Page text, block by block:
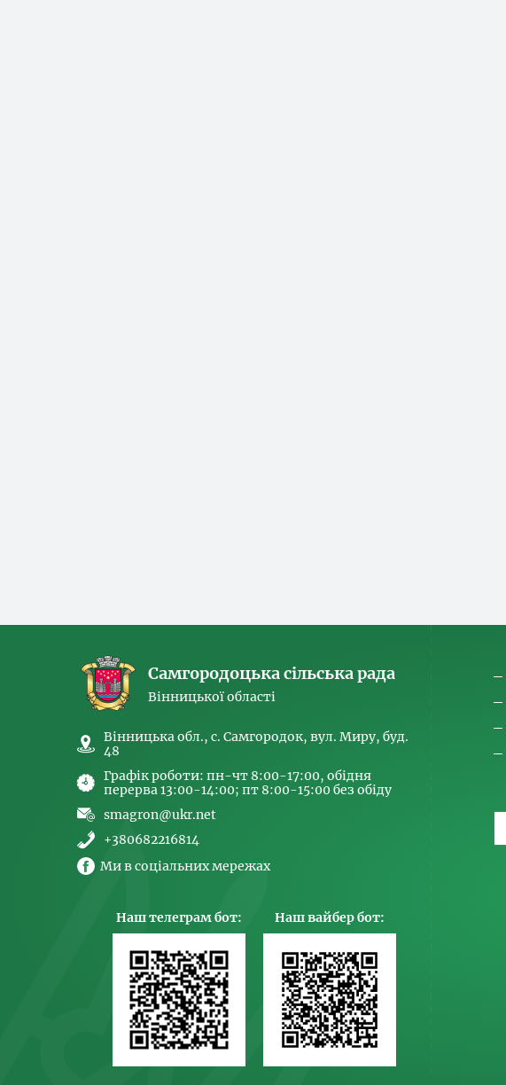
Самгородоцька сільська рада
Вінницької області
Вінницька обл., с. Самгородок, вул. Миру, буд.
48
Графік роботи: пн-чт 8:00-17:00, обідня
перерва 13:00-14:00; пт 8:00-15:00 без обіду
smagron@ukr.net
+380682216814
Ми в соціальних мережах
Наш телеграм бот: Наш вайбер бот: